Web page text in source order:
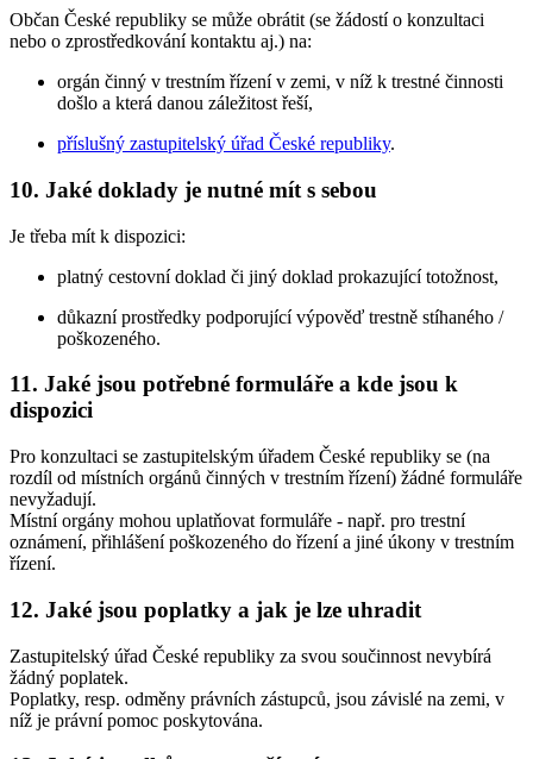
Občan České republiky se může obrátit (se žádostí o konzultaci
nebo o zprostředkování kontaktu aj.) na:
orgán činný v trestním řízení v zemi, v níž k trestné činnosti
došlo a která danou záležitost řeší,
příslušný zastupitelský úřad České republiky.
10. Jaké doklady je nutné mít s sebou
Je třeba mít k dispozici:
platný cestovní doklad či jiný doklad prokazující totožnost,
důkazní prostředky podporující výpověď trestně stíhaného /
poškozeného.
11. Jaké jsou potřebné formuláře a kde jsou k
dispozici
Pro konzultaci se zastupitelským úřadem České republiky se (na
rozdíl od místních orgánů činných v trestním řízení) žádné formuláře
nevyžadují.
Místní orgány mohou uplatňovat formuláře - např. pro trestní
oznámení, přihlášení poškozeného do řízení a jiné úkony v trestním
řízení.
12. Jaké jsou poplatky a jak je lze uhradit
Zastupitelský úřad České republiky za svou součinnost nevybírá
žádný poplatek.
Poplatky, resp. odměny právních zástupců, jsou závislé na zemi, v
níž je právní pomoc poskytována.